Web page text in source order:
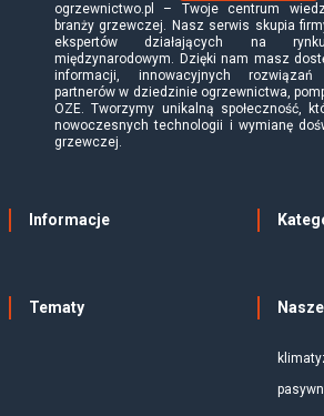
ogrzewnictwo.pl – Twoje centrum
branży grzewczej. Nasz serwis skupia
ekspertów działających na
międzynarodowym. Dzięki nam masz
informacji, innowacyjnych
partnerów w dziedzinie ogrzewnictwa,
OZE. Tworzymy unikalną społeczność,
nowoczesnych technologii i wymianę
grzewczej.
Informacje
Tematy